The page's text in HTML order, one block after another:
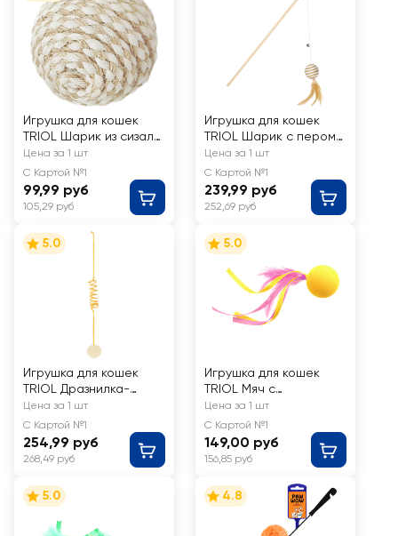
Игрушка для кошек
TRIOL Шарик из сизаля
d=45мм
Цена за 1 шт
С Картой №1
99,99 руб
105,29 руб
Игрушка для кошек
TRIOL Шарик с пером
на палочке
d=40мм/400мм
Цена за 1 шт
С Картой №1
239,99 руб
252,69 руб
5.0
Игрушка для кошек
TRIOL Дразнилка-
пушистый шар на
липучке
d=50мм/650мм
Цена за 1 шт
С Картой №1
254,99 руб
268,49 руб
5.0
Игрушка для кошек
TRIOL Мяч с
ленточками
d=40мм/170мм
Цена за 1 шт
С Картой №1
149,00 руб
156,85 руб
5.0 4.8